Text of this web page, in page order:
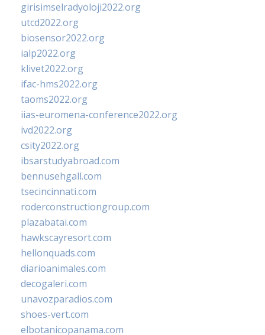
girisimselradyoloji2022.org
utcd2022.org
biosensor2022.org
ialp2022.org
klivet2022.org
ifac-hms2022.org
taoms2022.org
iias-euromena-conference2022.org
ivd2022.org
csity2022.org
ibsarstudyabroad.com
bennusehgall.com
tsecincinnati.com
roderconstructiongroup.com
plazabatai.com
hawkscayresort.com
hellonquads.com
diarioanimales.com
decogaleri.com
unavozparadios.com
shoes-vert.com
elbotanicopanama.com